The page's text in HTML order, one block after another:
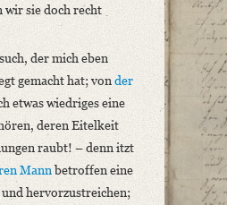
wir sie doch recht
der mich eben
gemacht hat; vonder
etwas wiedriges eine
deren Eitelkeit
raubt! – denn itzt
Mannbetroffen eine
hervorzustreichen;